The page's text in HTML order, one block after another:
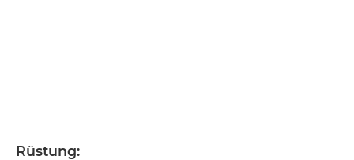
Rüstung: